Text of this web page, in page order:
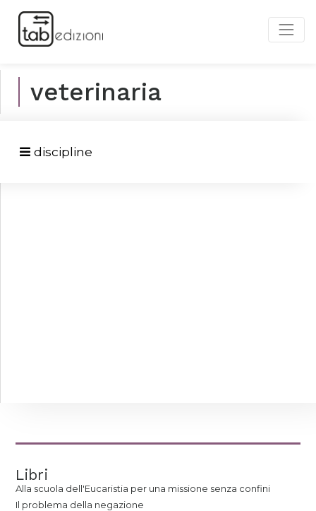
veterinaria
discipline
Libri
Alla scuola dell'Eucaristia per una missione senza confini
Il problema della negazione